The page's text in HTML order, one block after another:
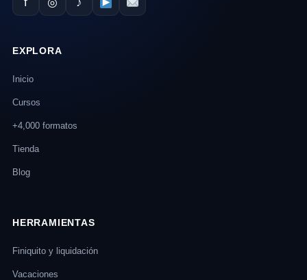
EXPLORA
Inicio
Cursos
+4,000 formatos
Tienda
Blog
HERRAMIENTAS
Finiquito y liquidación
Vacaciones